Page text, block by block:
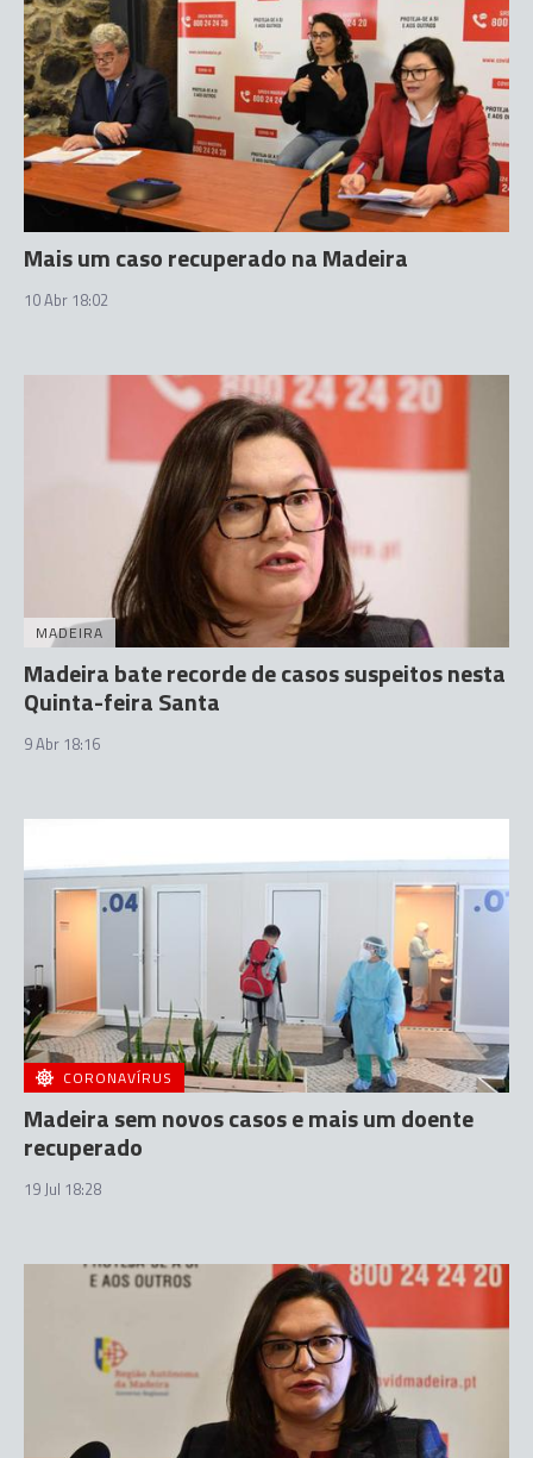
Mais um caso recuperado na Madeira
10 Abr 18:02
MADEIRA
Madeira bate recorde de casos suspeitos nesta
Quinta-feira Santa
9 Abr 18:16
CORONAVÍRUS
Madeira sem novos casos e mais um doente
recuperado
19 Jul 18:28